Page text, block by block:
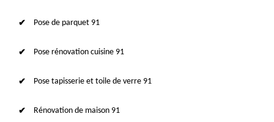
Pose de parquet 91
Pose rénovation cuisine 91
Pose tapisserie et toile de verre 91
Rénovation de maison 91